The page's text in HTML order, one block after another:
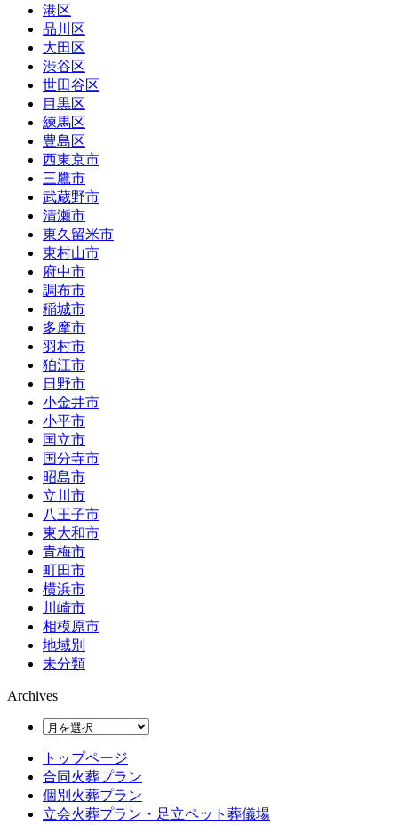
港区
品川区
大田区
渋谷区
世田谷区
目黒区
練馬区
豊島区
西東京市
三鷹市
武蔵野市
清瀬市
東久留米市
東村山市
府中市
調布市
稲城市
多摩市
羽村市
狛江市
日野市
小金井市
小平市
国立市
国分寺市
昭島市
立川市
八王子市
東大和市
青梅市
町田市
横浜市
川崎市
相模原市
地域別
未分類
Archives
トップページ
合同火葬プラン
個別火葬プラン
立会火葬プラン・足立ペット葬儀場